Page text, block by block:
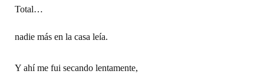
Total…
nadie más en la casa leía.
Y ahí me fui secando lentamente,